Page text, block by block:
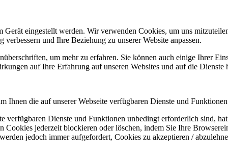
eingestellt werden. Wir verwenden Cookies, um uns
und Ihre Beziehung zu unserer Website anpassen.
um mehr zu erfahren. Sie können auch einige Ihrer
auf Ihre Erfahrung auf unseren Websites und auf die Dienste
Ihnen die auf unserer Webseite verfügbaren Dienste und
verfügbaren Dienste und Funktionen unbedingt erforderlich sind,
Cookies jederzeit blockieren oder löschen, indem Sie Ihre
jedoch immer aufgefordert, Cookies zu akzeptieren /